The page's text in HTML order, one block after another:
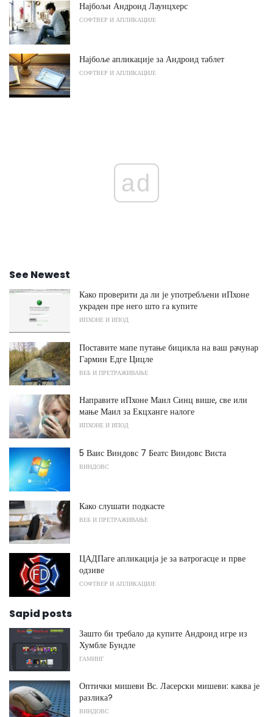
Најбољи Андроид Лаунцхерс
СОФТВЕР И АПЛИКАЦИЈЕ
Најбоље апликације за Андроид таблет
СОФТВЕР И АПЛИКАЦИЈЕ
ad
See Newest
Како проверити да ли је употребљени иПхоне
украден пре него што га купите
ИПХОНЕ И ИПОД
Поставите мапе путање бицикла на ваш рачунар
Гармин Едге Цицле
ВЕБ И ПРЕТРАЖИВАЊЕ
Направите иПхоне Маил Синц више, све или
мање Маил за Екцханге налоге
ИПХОНЕ И ИПОД
5 Ваис Виндовс 7 Беатс Виндовс Виста
ВИНДОВС
Како слушати подкасте
ВЕБ И ПРЕТРАЖИВАЊЕ
ЦАДПаге апликација је за ватрогасце и прве
одзиве
СОФТВЕР И АПЛИКАЦИЈЕ
Sapid posts
Зашто би требало да купите Андроид игре из
Хумбле Бундле
ГАМИНГ
Оптички мишеви Вс. Ласерски мишеви: каква је
разлика?
ВИНДОВС